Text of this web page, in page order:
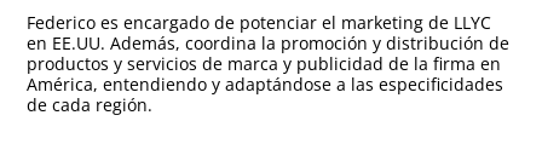
Federico es encargado de potenciar el marketing de LLYC
en EE.UU. Además, coordina la promoción y distribución de
productos y servicios de marca y publicidad de la firma en
América, entendiendo y adaptándose a las especificidades
de cada región.